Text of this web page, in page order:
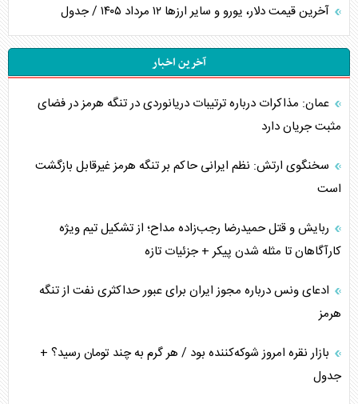
آخرین قیمت دلار، یورو و سایر ارز‌ها ۱۲ مرداد ۱۴۰۵ / جدول
آخرین اخبار
عمان: مذاکرات درباره ترتیبات دریانوردی در تنگه هرمز در فضای
مثبت جریان دارد
سخنگوی ارتش: نظم ایرانی حاکم بر تنگه هرمز غیرقابل بازگشت
است
ربایش و قتل حمیدرضا رجب‌زاده مداح؛ از تشکیل تیم ویژه
کارآگاهان تا مثله شدن پیکر + جزئیات تازه
ادعای ونس درباره مجوز ایران برای عبور حداکثری نفت از تنگه
هرمز
بازار نقره امروز شوکه‌کننده بود / هر گرم به چند تومان رسید؟ +
جدول